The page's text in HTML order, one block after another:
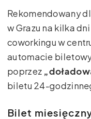
Rekomendowany
w Grazu na kilka
coworkingu w
automacie
poprzez
biletu 24-
Bilet